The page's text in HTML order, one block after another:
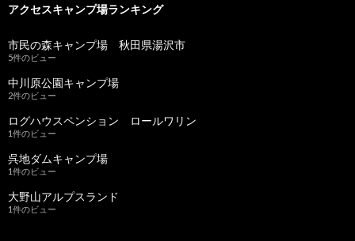
アクセスキャンプ場ランキング
市民の森キャンプ場 秋田県湯沢市
5件のビュー
中川原公園キャンプ場
2件のビュー
ログハウスペンション ロールワリン
1件のビュー
呉地ダムキャンプ場
1件のビュー
大野山アルプスランド
1件のビュー